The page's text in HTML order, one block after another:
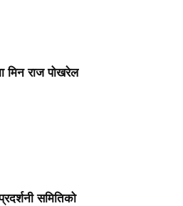
मिन राज पोखरेल
समितिको